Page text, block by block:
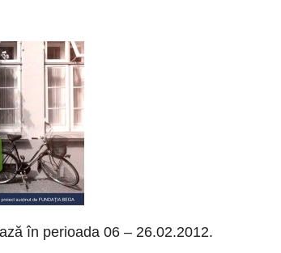
în perioada 06 – 26.02.2012.